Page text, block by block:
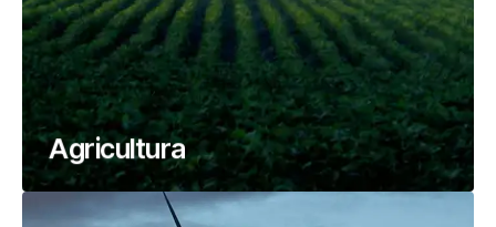
Agricultura